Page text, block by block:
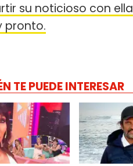
su noticioso con ella
pronto.
TE PUEDE INTERESAR